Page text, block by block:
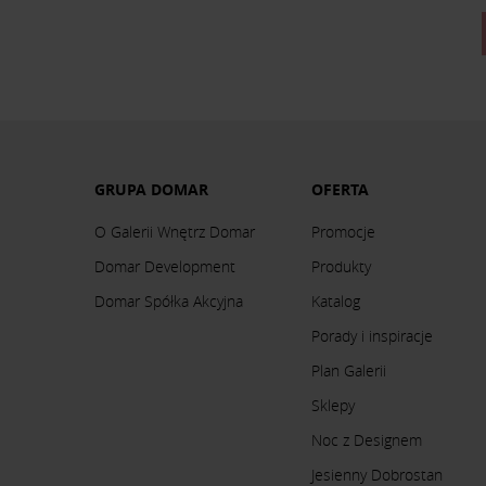
GRUPA DOMAR
O Galerii Wnętrz Domar
Domar Development
Domar Spółka Akcyjna
OFERTA
Promocje
Produkty
Katalog
Porady i inspiracje
Plan Galerii
Sklepy
Noc z Designem
Jesienny Dobrostan